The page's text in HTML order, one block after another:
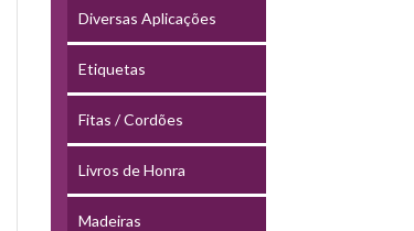
Diversas Aplicações
Etiquetas
Fitas / Cordões
Livros de Honra
Madeiras